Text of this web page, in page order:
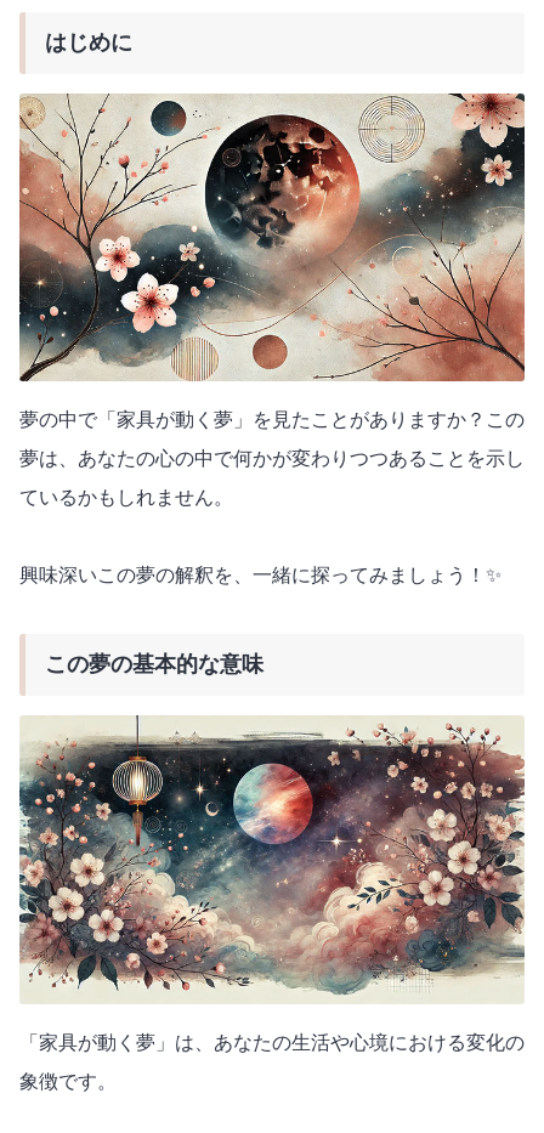
はじめに
夢の中で「家具が動く夢」を見たことがありますか？この
夢は、あなたの心の中で何かが変わりつつあることを示し
ているかもしれません。
興味深いこの夢の解釈を、一緒に探ってみましょう！✨
この夢の基本的な意味
「家具が動く夢」は、あなたの生活や心境における変化の
象徴です。